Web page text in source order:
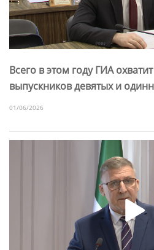
Всего в этом году ГИА
выпускников девятых и
01/06/2026